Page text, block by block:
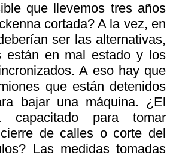
que llevemos tres años
cortada? A la vez, en
ser las alternativas,
están en mal estado y los
A eso hay que
que están detenidos
bajar una máquina. ¿El
capacitado para tomar
de calles o corte del
Las medidas tomadas